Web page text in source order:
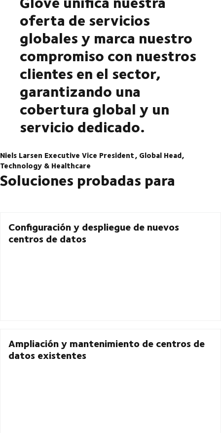
oferta de servicios
globales y marca nuestro
compromiso con nuestros
clientes en el sector,
garantizando una
cobertura global y un
servicio dedicado.
Niels Larsen Executive Vice President, Global Head,
Technology & Healthcare
Soluciones probadas para
Configuración y despliegue de nuevos
centros de datos
Ampliación y mantenimiento de centros de
datos existentes